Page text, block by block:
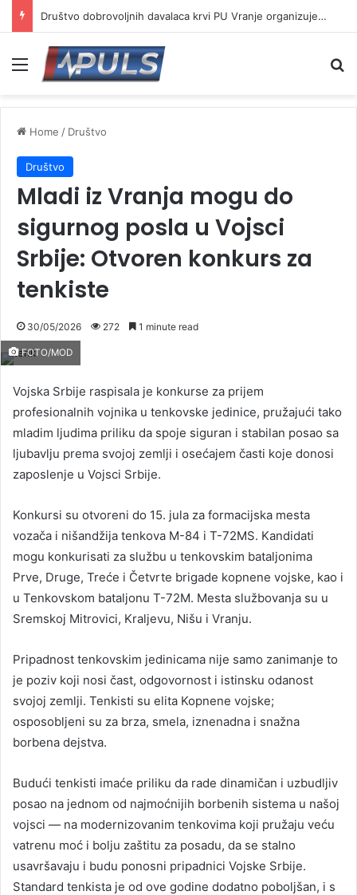
Društvo dobrovoljnih davalaca krvi PU Vranje organizuje akciju na Besnoj kobili
Menu
Home / Društvo
Društvo
Mladi iz Vranja mogu do
sigurnog posla u Vojsci
Srbije: Otvoren konkurs za
tenkiste
30/05/2026 272 1 minute read
FOTO/MOD
Vojska Srbije raspisala je konkurse za prijem
profesionalnih vojnika u tenkovske jedinice, pružajući tako
mladim ljudima priliku da spoje siguran i stabilan posao sa
ljubavlju prema svojoj zemlji i osećajem časti koje donosi
zaposlenje u Vojsci Srbije.
Konkursi su otvoreni do 15. jula za formacijska mesta
vozača i nišandžija tenkova M-84 i T-72MS. Kandidati
mogu konkurisati za službu u tenkovskim bataljonima
Prve, Druge, Treće i Četvrte brigade kopnene vojske, kao i
u Tenkovskom bataljonu T-72M. Mesta službovanja su u
Sremskoj Mitrovici, Kraljevu, Nišu i Vranju.
Pripadnost tenkovskim jedinicama nije samo zanimanje to
je poziv koji nosi čast, odgovornost i istinsku odanost
svojoj zemlji. Tenkisti su elita Kopnene vojske;
osposobljeni su za brza, smela, iznenadna i snažna
borbena dejstva.
Budući tenkisti imaće priliku da rade dinamičan i uzbudljiv
posao na jednom od najmoćnijih borbenih sistema u našoj
vojsci — na modernizovanim tenkovima koji pružaju veću
vatrenu moć i bolju zaštitu za posadu, da se stalno
usavršavaju i budu ponosni pripadnici Vojske Srbije.
Standard tenkista je od ove godine dodatno poboljšan, i s